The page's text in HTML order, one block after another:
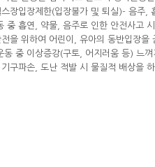
장입장제한(입장불가 및 퇴실)- 음주,
중 흡연, 약물, 음주로 인한 안전사고
을 위하여 어린이, 유아의 동반입장을
동 중 이상증강(구토, 어지러움 등) 느
구파손, 도난 적발 시 물질적 배상을 하